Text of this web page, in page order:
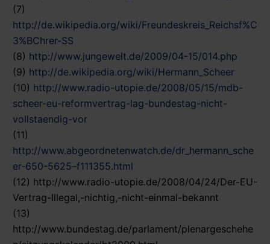
(7)
http://de.wikipedia.org/wiki/Freundeskreis_Reichsf%C
3%BChrer-SS
(8) http://www.jungewelt.de/2009/04-15/014.php
(9) http://de.wikipedia.org/wiki/Hermann_Scheer
(10) http://www.radio-utopie.de/2008/05/15/mdb-
scheer-eu-reformvertrag-lag-bundestag-nicht-
vollstaendig-vor
(11)
http://www.abgeordnetenwatch.de/dr_hermann_sche
er-650-5625–f111355.html
(12) http://www.radio-utopie.de/2008/04/24/Der-EU-
Vertrag-Illegal,-nichtig,-nicht-einmal-bekannt
(13)
http://www.bundestag.de/parlament/plenargeschehe